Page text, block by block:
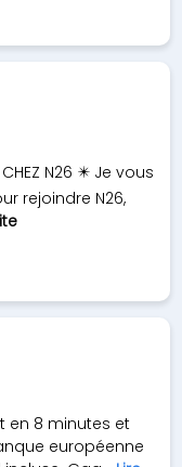
CHEZ N26 ✴️ Je vous
rejoindre N26,
en 8 minutes et
européenne